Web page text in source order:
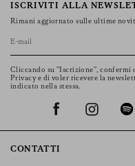
CONTATTI
ISCRIVITI ALLA
Rimani aggiornato sulle ultime
Cliccando su "Iscrizione", confermi
Privacy e di voler ricevere la
indicato nella stessa.